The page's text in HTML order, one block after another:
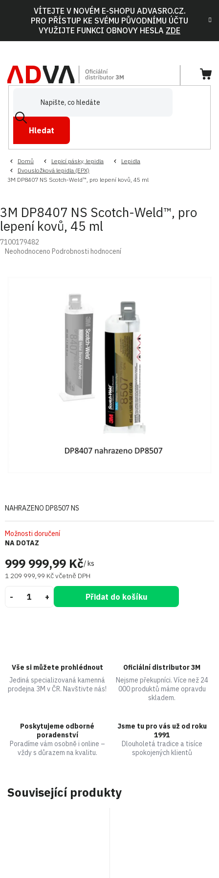
VÍTEJTE V NOVÉM E-SHOPU ADVASRO.CZ.
PRO PŘÍSTUP KE SVÉMU PŮVODNÍMU ÚČTU
VYUŽIJTE FUNKCI OBNOVY HESLA ZDE
Hledat
Domů Lepicí pásky, lepidla
Lepidla
Dvousložková lepidla (EPX)
3M DP8407 NS Scotch-Weld™, pro lepení kovů, 45 ml
3M DP8407 NS Scotch-Weld™, pro
lepení kovů, 45 ml
7100179482
Průměrné
Neohodnoceno Podrobnosti hodnocení
999 999,99 Kč/ ks
1 209 999,99 Kč včetně DPH
NA DOTAZ
Možnosti doručení
Přidat do košíku
NAHRAZENO DP8507 NS
Vše si můžete prohlédnout
Jediná specializovaná kamenná
prodejna 3M v ČR. Navštivte nás!
Oficiální distributor 3M
Nejsme překupníci. Více než 24
000 produktů máme opravdu
skladem.
Poskytujeme odborné
poradenství
Poradíme vám osobně i online –
vždy s důrazem na kvalitu.
Jsme tu pro vás už od roku
1991
Dlouholetá tradice a tisíce
spokojených klientů
Související produkty